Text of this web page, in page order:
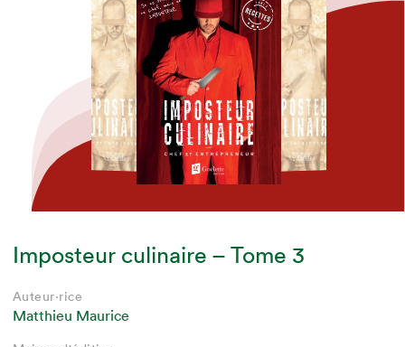
Auteur·rice
Matthieu Maurice
Auteur·rice
Matthieu Maurice
Imposteur culinaire – Tome 3
Auteur·rice
Matthieu Maurice
Auteur·rice
Matthieu Maurice
Auteur·rice
Matthieu Maurice
Auteur·rice
Matthieu Maurice